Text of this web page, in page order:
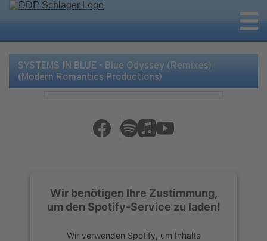
SYSTEMS IN BLUE - Blue Odyssey (Remixes)
(Modern Romantics Productions)
Wir benötigen Ihre Zustimmung,
um den Spotify-Service zu laden!
Wir verwenden Spotify, um Inhalte